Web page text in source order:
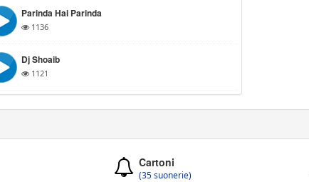
Parinda Hai Parinda
1136
Dj Shoaib
1121
Cartoni
(35 suonerie)